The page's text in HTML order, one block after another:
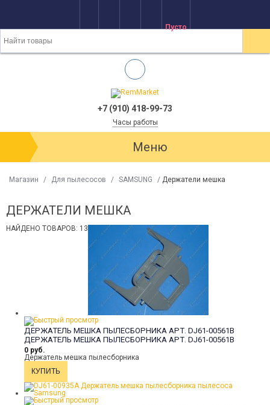
Пусто
+7 (910) 418-99-73
Часы работы
Меню
Магазин / Для пылесосов / SAMSUNG / Держатели мешка
ДЕРЖАТЕЛИ МЕШКА
НАЙДЕНО ТОВАРОВ: 13
ДЕРЖАТЕЛЬ МЕШКА ПЫЛЕСБОРНИКА АРТ. DJ61-00561B
ДЕРЖАТЕЛЬ МЕШКА ПЫЛЕСБОРНИКА АРТ. DJ61-00561B
0 руб.
Держатель мешка пылесборника